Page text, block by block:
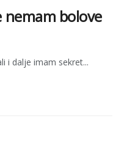
nemam bolove
i dalje imam sekret...